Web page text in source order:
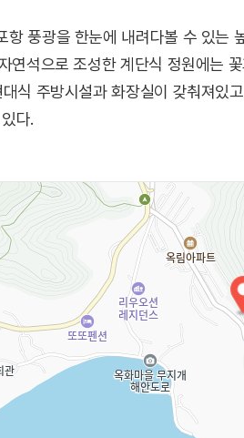
항 풍광을 한눈에 내려다볼 수 있는
연석으로 조성한 계단식 정원에는
식 주방시설과 화장실이 갖춰져있
다.